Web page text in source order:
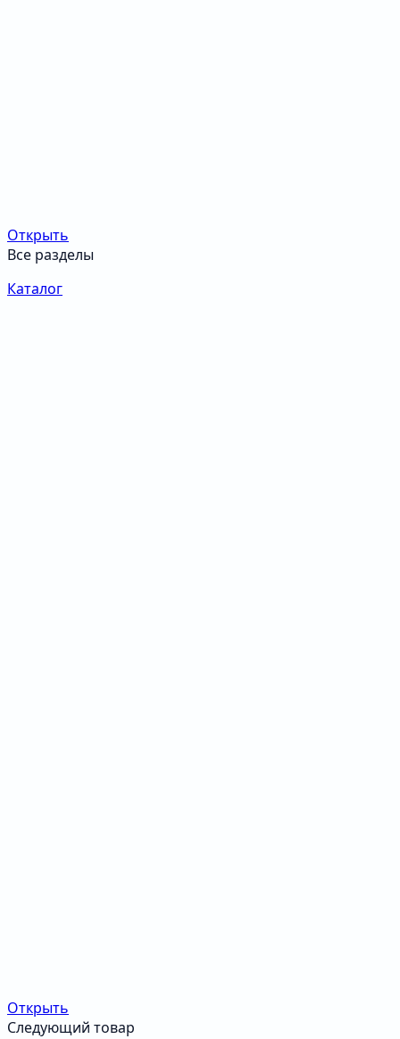
Открыть
Все разделы
Каталог
Открыть
Следующий товар